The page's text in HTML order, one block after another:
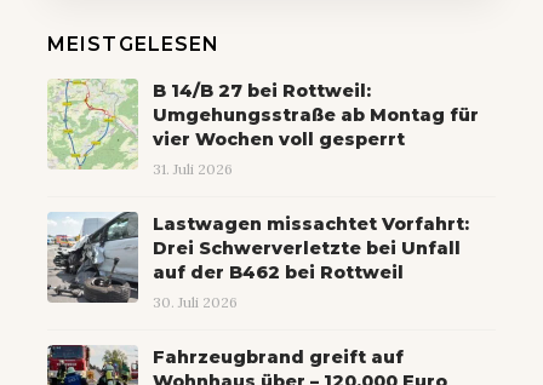
MEISTGELESEN
B 14/B 27 bei Rottweil:
Umgehungsstraße ab Montag für
vier Wochen voll gesperrt
31. Juli 2026
Lastwagen missachtet Vorfahrt:
Drei Schwerverletzte bei Unfall
auf der B462 bei Rottweil
30. Juli 2026
Fahrzeugbrand greift auf